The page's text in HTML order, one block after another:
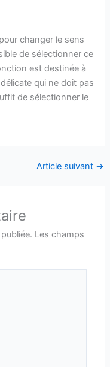
changer le sens
de sélectionner ce
est destinée à
qui ne doit pas
de sélectionner le
Article suivant →
Les champs